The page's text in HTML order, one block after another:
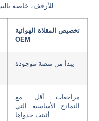
تخصيص المقلاة الهوائية
OEM
يبدأ من منصة موجودة
مراجعات أقل مع
النماذج الأساسية التي
أثبتت جدواها